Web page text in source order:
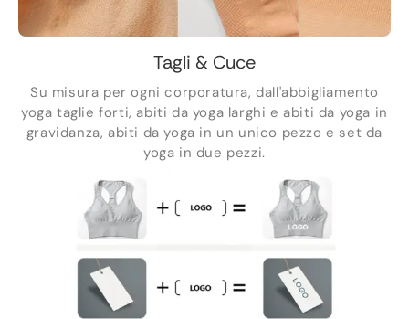
Tagli & Cuce
Su misura per ogni corporatura, dall'abbigliamento
yoga taglie forti, abiti da yoga larghi e abiti da yoga in
gravidanza, abiti da yoga in un unico pezzo e set da
yoga in due pezzi.